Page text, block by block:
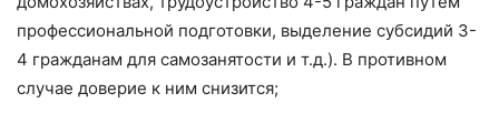
профессиональной подготовки, выделение субсидий 3-
4 гражданам для самозанятости и т.д.). В противном
случае доверие к ним снизится;